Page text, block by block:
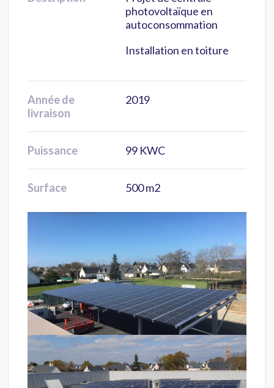
photovoltaïque en
autoconsommation
Installation en toiture
Année de
livraison
2019
Puissance 99 KWC
Surface 500 m2